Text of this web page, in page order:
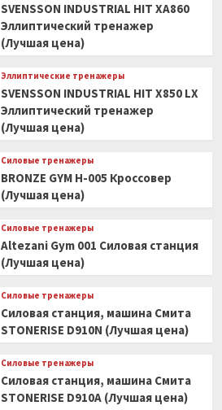
SVENSSON INDUSTRIAL HIT XA860
Эллиптический тренажер
(Лучшая цена)
Эллиптические тренажеры
SVENSSON INDUSTRIAL HIT X850 LX
Эллиптический тренажер
(Лучшая цена)
Силовые тренажеры
BRONZE GYM H-005 Кроссовер
(Лучшая цена)
Силовые тренажеры
Altezani Gym 001 Силовая станция
(Лучшая цена)
Силовые тренажеры
Силовая станция, машина Смита
STONERISE D910N (Лучшая цена)
Силовые тренажеры
Силовая станция, машина Смита
STONERISE D910A (Лучшая цена)